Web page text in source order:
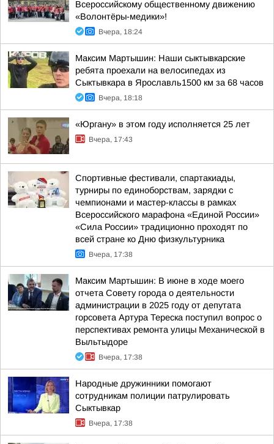
Всероссийскому общественному движению
«Волонтёры-медики»!
Вчера, 18:24
Максим Мартышин: Наши сыктывкарские
ребята проехали на велосипедах из
Сыктывкара в Ярославль1500 км за 68 часов
Вчера, 18:18
«Юргану» в этом году исполняется 25 лет
Вчера, 17:43
Спортивные фестивали, спартакиады,
турниры по единоборствам, зарядки с
чемпионами и мастер-классы в рамках
Всероссийского марафона «Единой России»
«Сила России» традиционно проходят по
всей стране ко Дню физкультурника
Вчера, 17:38
Максим Мартышин: В июне в ходе моего
отчета Совету города о деятельности
администрации в 2025 году от депутата
горсовета Артура Тереска поступил вопрос о
перспективах ремонта улицы Механической в
Выльтыдоре
Вчера, 17:38
Народные дружинники помогают
сотрудникам полиции патрулировать
Сыктывкар
Вчера, 17:38